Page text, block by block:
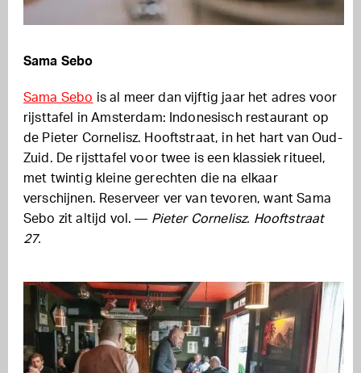
Sama Sebo
Sama Sebo is al meer dan vijftig jaar het adres voor
rijsttafel in Amsterdam: Indonesisch restaurant op
de Pieter Cornelisz. Hooftstraat, in het hart van Oud-
Zuid. De rijsttafel voor twee is een klassiek ritueel,
met twintig kleine gerechten die na elkaar
verschijnen. Reserveer ver van tevoren, want Sama
Sebo zit altijd vol. — Pieter Cornelisz. Hooftstraat
27.